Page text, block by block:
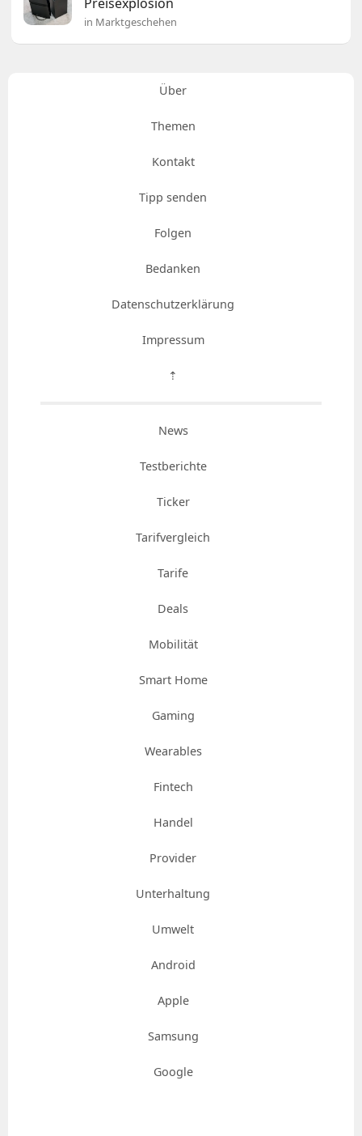
in Marktgeschehen
Über
Themen
Kontakt
Tipp senden
Folgen
Bedanken
Datenschutzerklärung
Impressum
⇡
News
Testberichte
Ticker
Tarifvergleich
Tarife
Deals
Mobilität
Smart Home
Gaming
Wearables
Fintech
Handel
Provider
Unterhaltung
Umwelt
Android
Apple
Samsung
Google